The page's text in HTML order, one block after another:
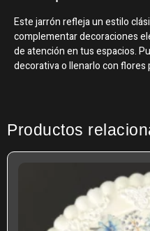
Este jarrón refleja un estilo
complementar decoraciones
de atención en tus espacios.
decorativa o llenarlo con
Productos